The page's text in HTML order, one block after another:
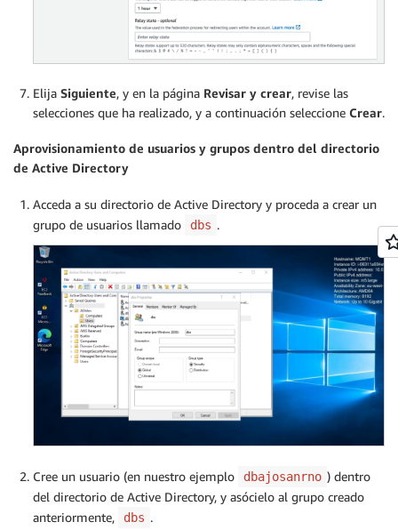
Elija Siguiente, y en la página Revisar y crear, revise las
selecciones que ha realizado, y a continuación seleccione Crear.
Aprovisionamiento de usuarios y grupos dentro del directorio
de Active Directory
Acceda a su directorio de Active Directory y proceda a crear un
grupo de usuarios llamado
dbs .
Cree un usuario (en nuestro ejemplo dbajosanrno ) dentro
del directorio de Active Directory, y asócielo al grupo creado
anteriormente,
dbs .